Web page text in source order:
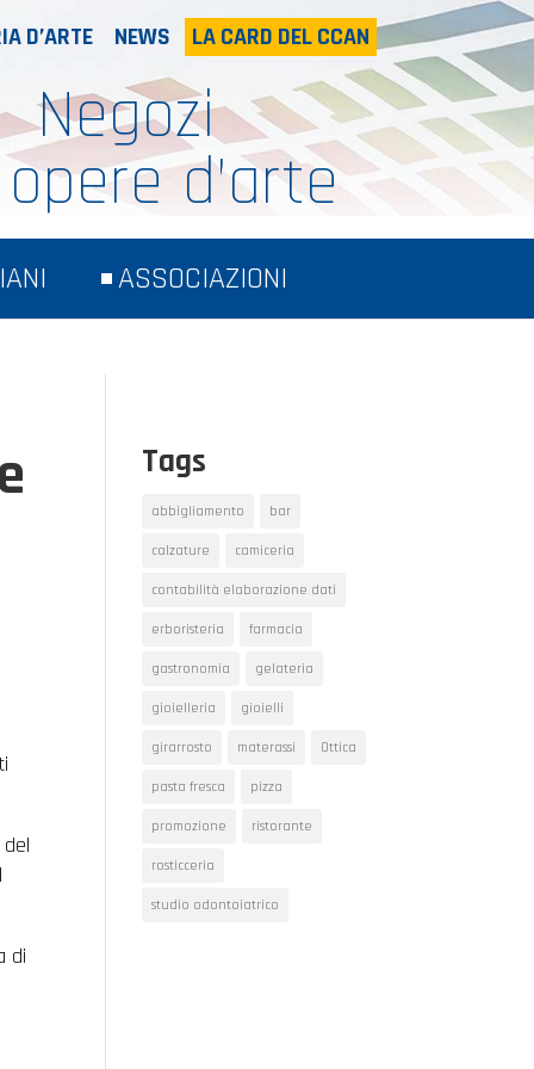
D’ARTE NEWS LA CARD DEL CCAN
Negozi
d’arte
ASSOCIAZIONI
di
Tags
abbigliamento bar
calzature camiceria
contabilità elaborazione dati
erboristeria farmacia
gastronomia gelateria
gioielleria gioielli
girarrosto materassi Ottica
pasta fresca pizza
promozione ristorante
rosticceria
studio odontoiatrico